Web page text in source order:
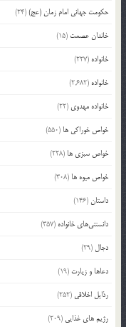
حکومت جهانی امام زمان (عج)(24)
خاندان عصمت (15)
خانواده (227)
خانواده (2,682)
خانواده مهدوی (22)
خواص خوراکی ها (550)
خواص سبزی ها (228)
خواص میوه ها (308)
داستان(146)
دانستنی‌های خانواده (357)
دجال (29)
دعاها و زیارت (19)
رذایل اخلاقی (252)
رژیم های غذایی (209)